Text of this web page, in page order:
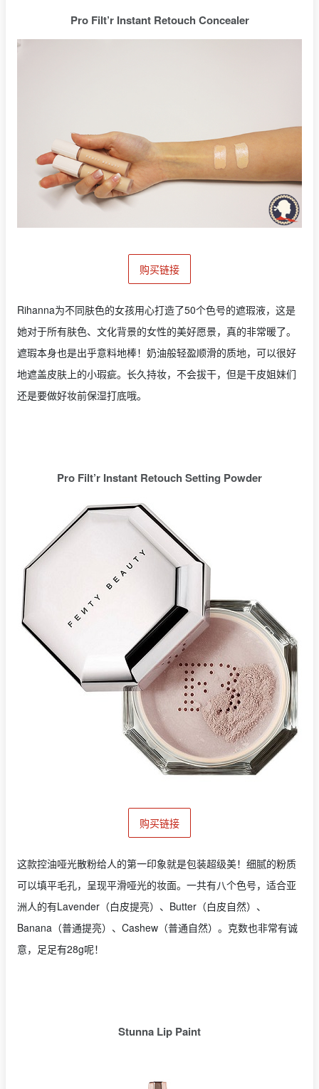
Pro Filt’r Instant Retouch Concealer
购买链接
Rihanna为不同肤色的女孩用心打造了50个色号的遮瑕液，这是
她对于所有肤色、文化背景的女性的美好愿景，真的非常暖了。
遮瑕本身也是出乎意料地棒！奶油般轻盈顺滑的质地，可以很好
地遮盖皮肤上的小瑕疵。长久持妆，不会拔干，但是干皮姐妹们
还是要做好妆前保湿打底哦。
Pro Filt’r Instant Retouch Setting Powder
购买链接
这款控油哑光散粉给人的第一印象就是包装超级美！细腻的粉质
可以填平毛孔，呈现平滑哑光的妆面。一共有八个色号，适合亚
洲人的有Lavender（白皮提亮）、Butter（白皮自然）、
Banana（普通提亮）、Cashew（普通自然）。克数也非常有诚
意，足足有28g呢！
Stunna Lip Paint